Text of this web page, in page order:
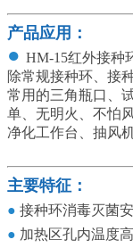
产品应用：
● HM-15红外接种
除常规接种环、接
常用的三角瓶口、
单、无明火、不怕
净化工作台、抽风
主要特征：
● 接种环消毒灭菌
● 加热区孔内温度